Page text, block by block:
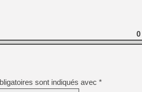
[Mo5] Deux inédits du
[GK] Le beat'em up The
[GK] Endless Legend 2 :
[LS] [PS5] Le WebKit
[GK] Oubliez Crazy Taxi,
0
sont indiqués avec *